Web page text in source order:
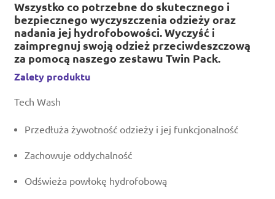
Wszystko co potrzebne do skutecznego i
bezpiecznego wyczyszczenia odzieży oraz
nadania jej hydrofobowości. Wyczyść i
zaimpregnuj swoją odzież przeciwdeszczową
za pomocą naszego zestawu Twin Pack.
Zalety produktu
Tech Wash
Przedłuża żywotność odzieży i jej funkcjonalność
Zachowuje oddychalność
Odświeża powłokę hydrofobową